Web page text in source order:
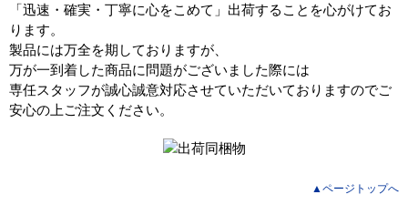
「迅速・確実・丁寧に心をこめて」出荷することを心がけてお
ります。
製品には万全を期しておりますが、
万が一到着した商品に問題がございました際には
専任スタッフが誠心誠意対応させていただいておりますのでご
安心の上ご注文ください。
▲ページトップへ